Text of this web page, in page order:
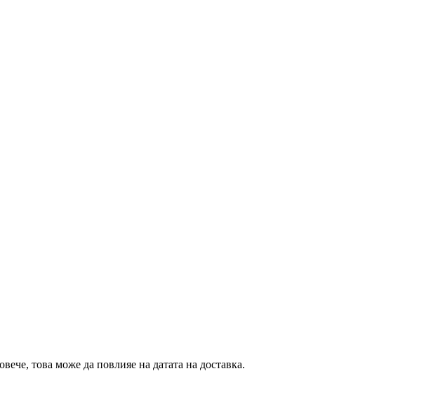
това може да повлияе на датата на доставка.